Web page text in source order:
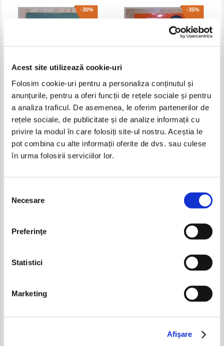
Acest site utilizează cookie-uri
Folosim cookie-uri pentru a personaliza conținutul și
anunțurile, pentru a oferi funcții de rețele sociale și pentru
a analiza traficul. De asemenea, le oferim partenerilor de
rețele sociale, de publicitate și de analize informații cu
privire la modul în care folosiți site-ul nostru. Aceștia le
pot combina cu alte informații oferite de dvs. sau culese
în urma folosirii serviciilor lor.
consimțământului
Necesare
Preferinţe
Statistici
Marketing
Afişare
-30%
Marin Neagu - Ameliorarea
plantelor horticole
Pret:34,00Lei 23,80 Lei
Adaugă în coș
-35%
Mark Henderson - The Geek
Manifesto. Why Science Matters
Pret:40,00Lei 26,00 Lei
Adaugă în coș
-60%
Adaugă în coș
-35%
Jacob Klimstra, Markus
Hotakainen - Smart power
Adaugă în coș